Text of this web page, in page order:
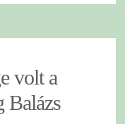
volt a
Balázs